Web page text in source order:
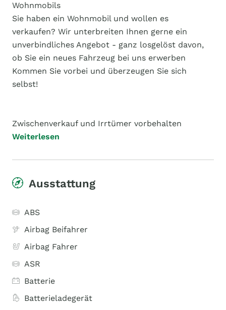
Wohnmobils
Sie haben ein Wohnmobil und wollen es
verkaufen? Wir unterbreiten Ihnen gerne ein
unverbindliches Angebot - ganz losgelöst davon,
ob Sie ein neues Fahrzeug bei uns erwerben
Kommen Sie vorbei und überzeugen Sie sich
selbst!
Zwischenverkauf und Irrtümer vorbehalten
Weiterlesen
Ausstattung
ABS
Airbag Beifahrer
Airbag Fahrer
ASR
Batterie
Batterieladegerät